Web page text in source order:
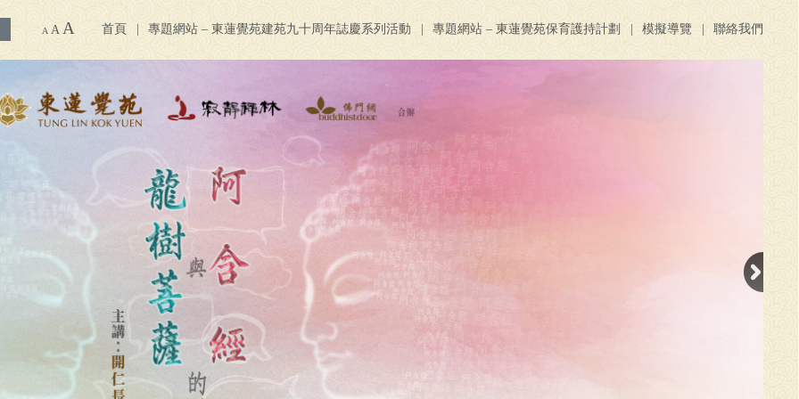
首頁 專題網站 – 東蓮覺苑建苑九十周年誌慶系列活動 專題網站 – 東蓮覺苑保育護持計劃 模擬導覽 聯絡我們
A A A